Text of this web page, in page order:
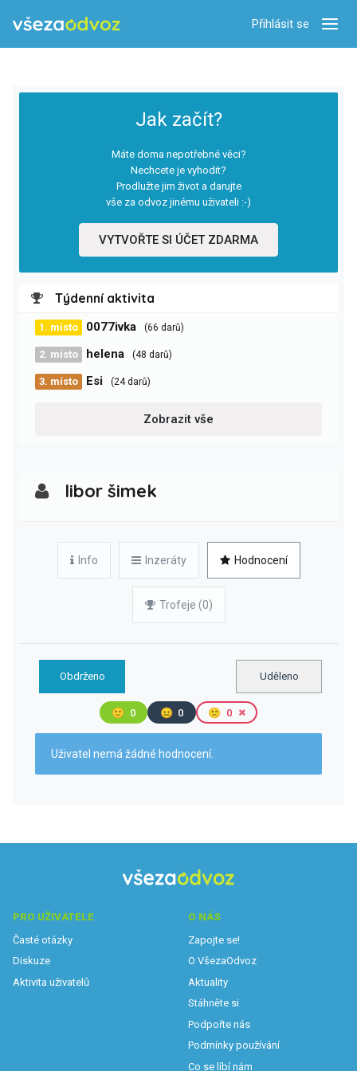
Přihlásit se
Jak začít?
Máte doma nepotřebné věci?
Nechcete je vyhodit?
Prodlužte jim život a darujte
vše za odvoz jinému uživateli :-)
VYTVOŘTE SI ÚČET ZDARMA
Týdenní aktivita
1. místo 0077ivka (66 darů)
2. místo helena (48 darů)
3. místo Esi (24 darů)
Zobrazit vše
libor šimek
Info Inzeráty Hodnocení
Trofeje (0)
Obdrženo Uděleno
🙂 0 😐 0 🙁 0
Uživatel nemá žádné hodnocení.
PRO UŽIVATELE
Časté otázky
Diskuze
Aktivita uživatelů
O NÁS
Zapojte se!
O VšezaOdvoz
Aktuality
Stáhněte si
Podpořte nás
Podmínky používání
Co se líbí nám